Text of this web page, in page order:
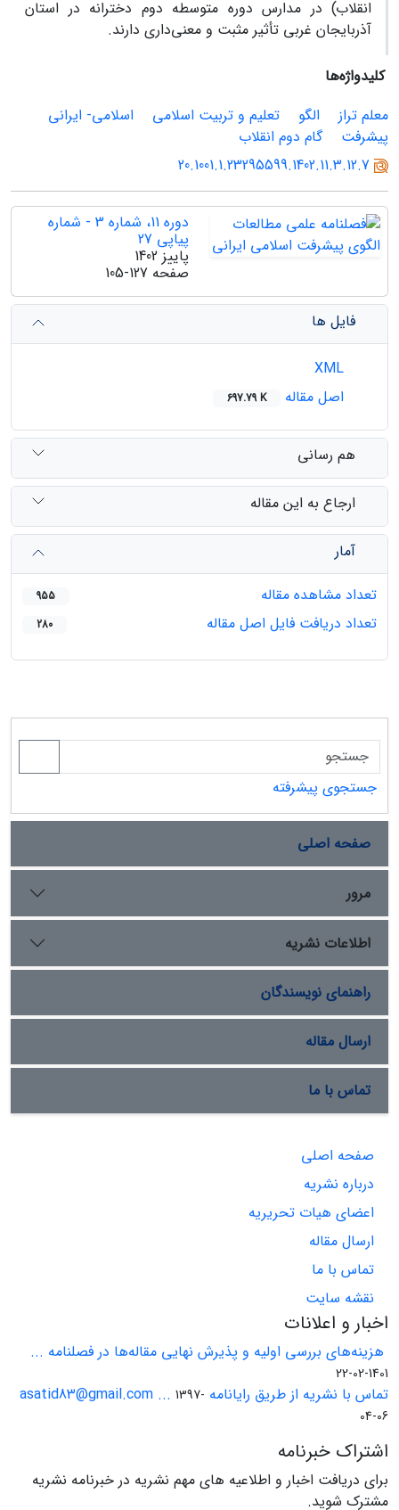
انقلاب) در مدارس دوره متوسطه دوم دخترانه در استان
آذربایجان غربی تأثیر مثبت و معنی‌داری دارند.
کلیدواژه‌ها
معلم تراز
الگو تعلیم و تربیت اسلامی
اسلامی- ایرانی
پیشرفت
گام دوم انقلاب
20.1001.1.23295599.1402.11.3.12.7
دوره 11، شماره 3 - شماره
پیاپی 27
پاییز 1402
صفحه 105-127
فایل ها
اصل مقاله
697.79 K
هم رسانی
ارجاع به این مقاله
آمار
تعداد مشاهده مقاله
955
تعداد دریافت فایل اصل مقاله 280
جستجوی پیشرفته
صفحه اصلی
مرور
اطلاعات نشریه
راهنمای نویسندگان
ارسال مقاله
تماس با ما
صفحه اصلی
درباره نشریه
اعضای هیات تحریریه
ارسال مقاله
تماس با ما
نقشه سایت
اخبار و اعلانات
هزینه‌های بررسی اولیه و پذیرش نهایی مقاله‌ها در فصلنامه ...
1401-02-22
تماس با نشریه از طریق رایانامه asatid83@gmail.com ... 1397-
04-06
اشتراک خبرنامه
برای دریافت اخبار و اطلاعیه های مهم نشریه در خبرنامه نشریه
مشترک شوید.